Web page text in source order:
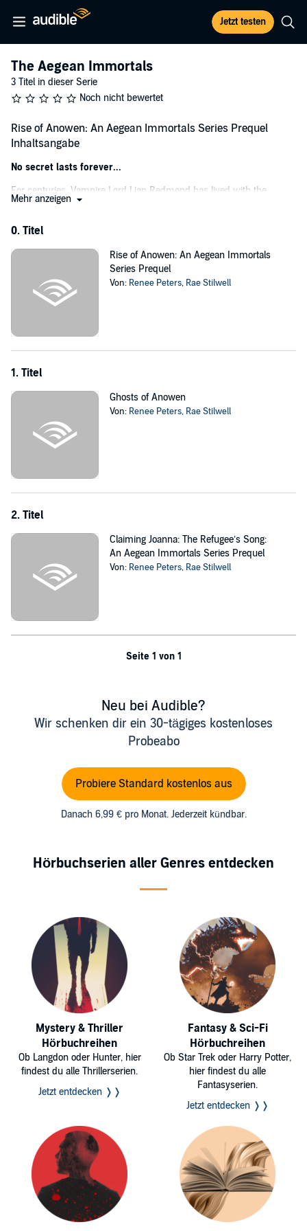
Jetzt testen
The Aegean Immortals
3 Titel in dieser Serie
Noch nicht bewertet
Rise of Anowen: An Aegean Immortals Series Prequel
Inhaltsangabe
No secret lasts forever...
For centuries, Vampire Lord Lian Redmond has lived with the
betrayal of the Elders who should have been his guardians -
When the fall of their sovereign plunges Britain’s immortals into
chaos, Lian must reveal he is the true heir to the warring kingdom or
surrender his freeborn family to the seductive power of Vanessa,
queen of house Delresus.
Will Lian act in time to save his family? Or will the legacy of a broken
©2020 Renee Peters and Rae Stilwell (P)2020 Renee Peters and
Mehr anzeigen
0. Titel
Rise of Anowen: An Aegean Immortals
Series Prequel
Von: Renee Peters, Rae Stilwell
1. Titel
Ghosts of Anowen
Von: Renee Peters, Rae Stilwell
2. Titel
Claiming Joanna: The Refugee’s Song:
An Aegean Immortals Series Prequel
Von: Renee Peters, Rae Stilwell
Seite 1 von 1
Neu bei Audible?
Wir schenken dir ein 30-tägiges kostenloses
Probeabo
Probiere Standard kostenlos aus
Danach 6,99 € pro Monat. Jederzeit kündbar.
Hörbuchserien aller Genres entdecken
Mystery & Thriller
Hörbuchreihen
Ob Langdon oder Hunter, hier
findest du alle Thrillerserien.
Jetzt entdecken ❭❭
Fantasy & Sci-Fi
Hörbuchreihen
Ob Star Trek oder Harry Potter,
hier findest du alle
Fantasyserien.
Jetzt entdecken ❭❭